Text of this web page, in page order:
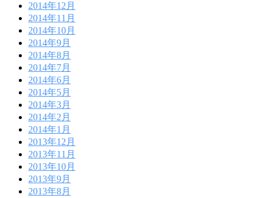
2014年12月
2014年11月
2014年10月
2014年9月
2014年8月
2014年7月
2014年6月
2014年5月
2014年3月
2014年2月
2014年1月
2013年12月
2013年11月
2013年10月
2013年9月
2013年8月